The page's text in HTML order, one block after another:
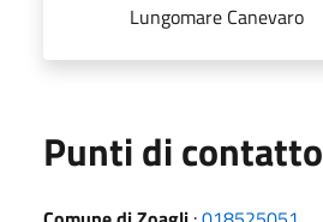
Lungomare Canevaro
Punti di contatto